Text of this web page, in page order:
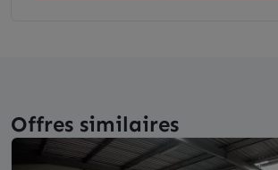
Offres similaires